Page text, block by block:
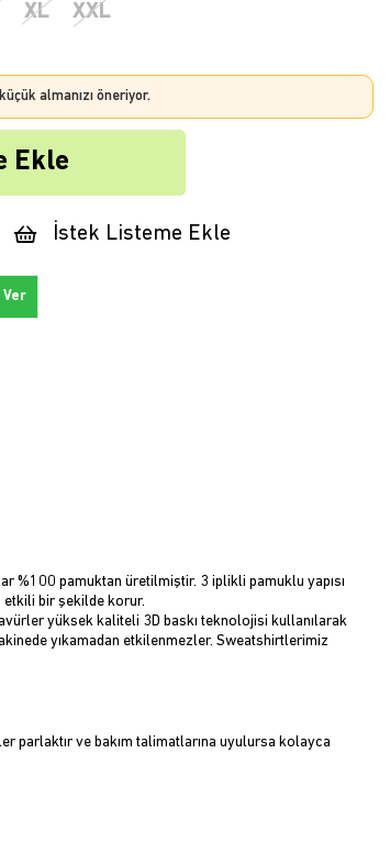
XL XXL
almanızı öneriyor.
İstek Listeme Ekle
Ver
%100 pamuktan üretilmiştir. 3 iplikli pamuklu yapısı
etkili bir şekilde korur.
yüksek kaliteli 3D baskı teknolojisi kullanılarak
yıkamadan etkilenmezler. Sweatshirtlerimiz
parlaktır ve bakım talimatlarına uyulursa kolayca